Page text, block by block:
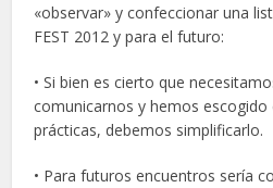
«observar» y confeccionar una
FEST 2012 y para el futuro:
• Si bien es cierto que
comunicarnos y hemos escogido
prácticas, debemos simplificarlo.
• Para futuros encuentros sería